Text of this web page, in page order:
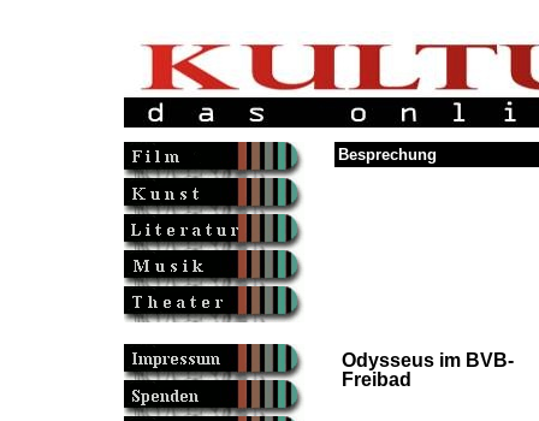
Besprechung
Odysseus im BVB-
Freibad